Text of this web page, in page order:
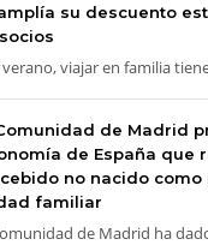
su descuento
verano, viajar en familia
de Madrid
de España que
no nacido
familiar
de Madrid ha